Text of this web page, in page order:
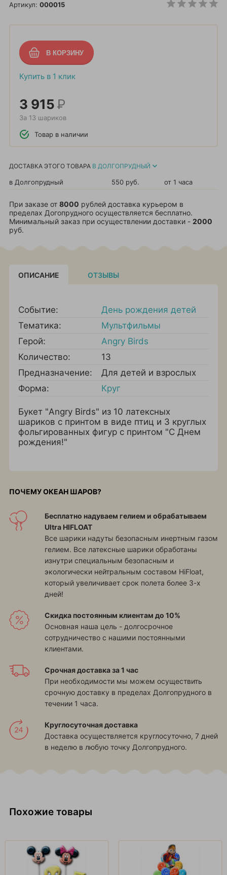
Артикул: 000015
Купить в 1 клик
3 915Р
За 13 шариков
Товар в наличии
ДОСТАВКА ЭТОГО ТОВАРА В ДОЛГОПРУДНЫЙ
в Долгопрудный 550 руб. от 1 часа
При заказе от 8000 рублей доставка курьером в
пределах Догопрудного осуществляется бесплатно.
Минимальный заказ при осуществлении доставки - 2000
руб.
ОПИСАНИЕ ОТЗЫВЫ
Событие:
День рождения детей
Тематика:
Мультфильмы
Герой:
Angry Birds
Количество:
13
Предназначение:
Для детей и взрослых
Форма:
Круг
Букет "Angry Birds" из 10 латексных
шариков с принтом в виде птиц и 3 круглых
фольгированных фигур с принтом "С Днем
рождения!"
ПОЧЕМУ ОКЕАН ШАРОВ?
Бесплатно надуваем гелием и обрабатываем
Ultra HIFLOAT
Все шарики надуты безопасным инертным газом
гелием. Все латексные шарики обработаны
изнутри специальным безопасным и
экологически нейтральным составом HiFloat,
который увеличивает срок полета более 3-х
дней!
Скидка постоянным клиентам до 10%
Основная наша цель - долгосрочное
сотрудничество с нашими постоянными
клиентами.
Срочная доставка за 1 час
При необходимости мы можем осуществить
срочную доставку в пределах Долгопрудного в
течении 1 часа.
Круглосуточная доставка
Доставка осуществляется круглосуточно, 7 дней
в неделю в любую точку Долгопрудного.
Похожие товары